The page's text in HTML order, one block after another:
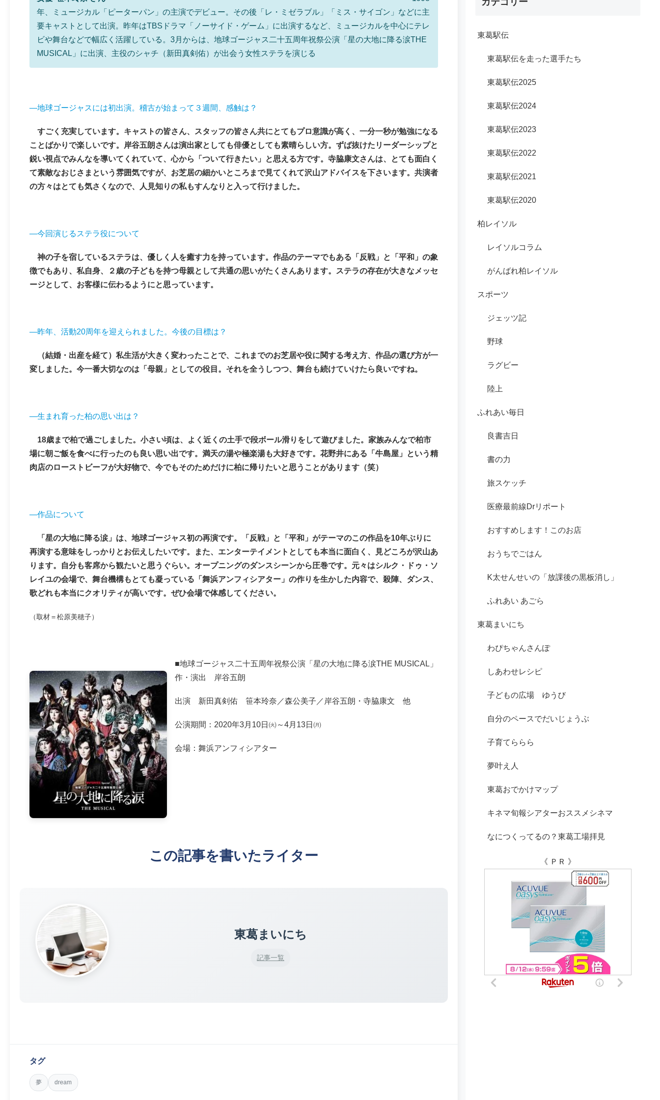
年、ミュージカル「ピーターパン」の主演でデビュー。その後「レ・ミゼラブル」「ミス・サイゴン」などに主
要キャストとして出演。昨年はTBSドラマ「ノーサイド・ゲーム」に出演するなど、ミュージカルを中心にテレ
ビや舞台などで幅広く活躍している。3月からは、地球ゴージャス二十五周年祝祭公演「星の大地に降る涙THE
MUSICAL」に出演、主役のシャチ（新田真剣佑）が出会う女性ステラを演じる
―地球ゴージャスには初出演。稽古が始まって３週間、感触は？
すごく充実しています。キャストの皆さん、スタッフの皆さん共にとてもプロ意識が高く、一分一秒が勉強になる
ことばかりで楽しいです。岸谷五朗さんは演出家としても俳優としても素晴らしい方。ずば抜けたリーダーシップと
鋭い視点でみんなを導いてくれていて、心から「ついて行きたい」と思える方です。寺脇康文さんは、とても面白く
て素敵なおじさまという雰囲気ですが、お芝居の細かいところまで見てくれて沢山アドバイスを下さいます。共演者
の方々はとても気さくなので、人見知りの私もすんなりと入って行けました。
―今回演じるステラ役について
神の子を宿しているステラは、優しく人を癒す力を持っています。作品のテーマでもある「反戦」と「平和」の象
徴でもあり、私自身、２歳の子どもを持つ母親として共通の思いがたくさんあります。ステラの存在が大きなメッセ
ージとして、お客様に伝わるようにと思っています。
―昨年、活動20周年を迎えられました。今後の目標は？
（結婚・出産を経て）私生活が大きく変わったことで、これまでのお芝居や役に関する考え方、作品の選び方が一
変しました。今一番大切なのは「母親」としての役目。それを全うしつつ、舞台も続けていけたら良いですね。
―生まれ育った柏の思い出は？
18歳まで柏で過ごしました。小さい頃は、よく近くの土手で段ボール滑りをして遊びました。家族みんなで柏市
場に朝ご飯を食べに行ったのも良い思い出です。満天の湯や極楽湯も大好きです。花野井にある「牛島屋」という精
肉店のローストビーフが大好物で、今でもそのためだけに柏に帰りたいと思うことがあります（笑）
―作品について
「星の大地に降る涙」は、地球ゴージャス初の再演です。「反戦」と「平和」がテーマのこの作品を10年ぶりに
再演する意味をしっかりとお伝えしたいです。また、エンターテイメントとしても本当に面白く、見どころが沢山あ
ります。自分も客席から観たいと思うぐらい。オープニングのダンスシーンから圧巻です。元々はシルク・ドゥ・ソ
レイユの会場で、舞台機構もとても凝っている「舞浜アンフィシアター」の作りを生かした内容で、殺陣、ダンス、
歌どれも本当にクオリティが高いです。ぜひ会場で体感してください。
（取材＝松原美穂子）
■地球ゴージャス二十五周年祝祭公演「星の大地に降る涙THE MUSICAL」
作・演出 岸谷五朗
出演 新田真剣佑 笹本玲奈／森公美子／岸谷五朗・寺脇康文 他
公演期間：2020年3月10日㈫～4月13日㈪
会場：舞浜アンフィシアター
この記事を書いたライター
東葛まいにち
記事一覧
タグ
夢 dream
東葛駅伝
東葛駅伝を走った選手たち
東葛駅伝2025
東葛駅伝2024
東葛駅伝2023
東葛駅伝2022
東葛駅伝2021
東葛駅伝2020
柏レイソル
レイソルコラム
がんばれ柏レイソル
スポーツ
ジェッツ記
野球
ラグビー
陸上
ふれあい毎日
良書吉日
書の力
旅スケッチ
医療最前線Drリポート
おすすめします！このお店
おうちでごはん
K太せんせいの「放課後の黒板消し」
ふれあい あごら
東葛まいにち
わぴちゃんさんぽ
しあわせレシピ
子どもの広場 ゆうび
自分のペースでだいじょうぶ
子育てららら
夢叶え人
東葛おでかけマップ
キネマ旬報シアターおススメシネマ
なにつくってるの？東葛工場拝見
《 ＰＲ 》